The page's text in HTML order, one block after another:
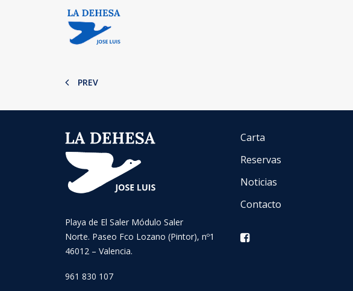
PREV
Playa de El Saler Módulo Saler
Norte. Paseo Fco Lozano (Pintor), nº1
46012 – Valencia.
961 830 107
Carta
Reservas
Noticias
Contacto